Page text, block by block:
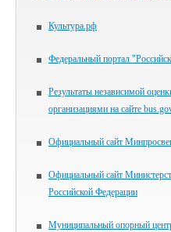
Культура.рф
Федеральный портал
Результаты независимой
организациями на сайте
Официальный сайт
Официальный сайт
Российской Федерации
Муниципальный опорный